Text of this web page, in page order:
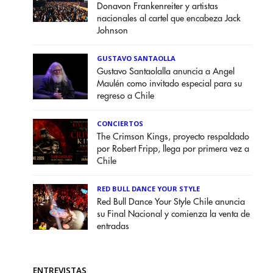
Donavon Frankenreiter y artistas
nacionales al cartel que encabeza Jack
Johnson
GUSTAVO SANTAOLLA
Gustavo Santaolalla anuncia a Angel
Maulén como invitado especial para su
regreso a Chile
CONCIERTOS
The Crimson Kings, proyecto respaldado
por Robert Fripp, llega por primera vez a
Chile
RED BULL DANCE YOUR STYLE
Red Bull Dance Your Style Chile anuncia
su Final Nacional y comienza la venta de
entradas
ENTREVISTAS